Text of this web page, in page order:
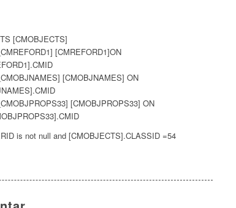
[CMOBJECTS]
[CMREFORD1]ON
[CMOBJNAMES] ON
[CMOBJPROPS33] ON
is not null and [CMOBJECTS].CLASSID =54